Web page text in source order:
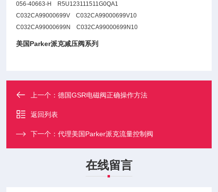
056-40663-H R5U123111511G0QA1
C032CA99000699V C032CA99000699V10
C032CA99000699N C032CA99000699N10
美国Parker派克减压阀系列
上一个：德国GSR电磁阀正确操作方法
返回列表
下一个：代理美国Parker派克流量控制阀
在线留言